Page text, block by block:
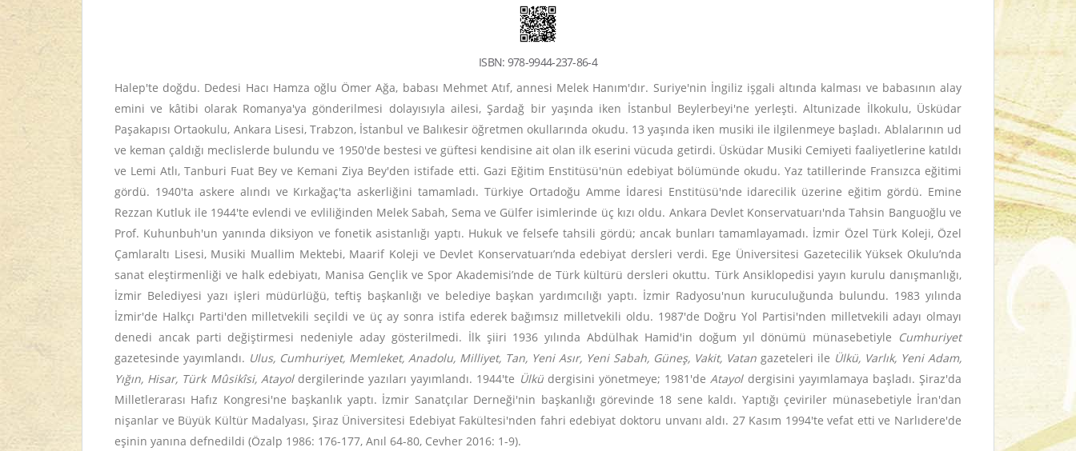
ISBN: 978-9944-237-86-4
Halep'te doğdu. Dedesi Hacı Hamza oğlu Ömer Ağa, babası Mehmet Atıf, annesi Melek Hanım'dır. Suriye'nin İngiliz işgali altında kalması ve babasının alay
emini ve kâtibi olarak Romanya'ya gönderilmesi dolayısıyla ailesi, Şardağ bir yaşında iken İstanbul Beylerbeyi'ne yerleşti. Altunizade İlkokulu, Üsküdar
Paşakapısı Ortaokulu, Ankara Lisesi, Trabzon, İstanbul ve Balıkesir öğretmen okullarında okudu. 13 yaşında iken musiki ile ilgilenmeye başladı. Ablalarının ud
ve keman çaldığı meclislerde bulundu ve 1950'de bestesi ve güftesi kendisine ait olan ilk eserini vücuda getirdi. Üsküdar Musiki Cemiyeti faaliyetlerine katıldı
ve Lemi Atlı, Tanburi Fuat Bey ve Kemani Ziya Bey'den istifade etti. Gazi Eğitim Enstitüsü'nün edebiyat bölümünde okudu. Yaz tatillerinde Fransızca eğitimi
gördü. 1940'ta askere alındı ve Kırkağaç'ta askerliğini tamamladı. Türkiye Ortadoğu Amme İdaresi Enstitüsü'nde idarecilik üzerine eğitim gördü. Emine
Rezzan Kutluk ile 1944'te evlendi ve evliliğinden Melek Sabah, Sema ve Gülfer isimlerinde üç kızı oldu. Ankara Devlet Konservatuarı'nda Tahsin Banguoğlu ve
Prof. Kuhunbuh'un yanında diksiyon ve fonetik asistanlığı yaptı. Hukuk ve felsefe tahsili gördü; ancak bunları tamamlayamadı. İzmir Özel Türk Koleji, Özel
Çamlaraltı Lisesi, Musiki Muallim Mektebi, Maarif Koleji ve Devlet Konservatuarı’nda edebiyat dersleri verdi. Ege Üniversitesi Gazetecilik Yüksek Okulu’nda
sanat eleştirmenliği ve halk edebiyatı, Manisa Gençlik ve Spor Akademisi’nde de Türk kültürü dersleri okuttu. Türk Ansiklopedisi yayın kurulu danışmanlığı,
İzmir Belediyesi yazı işleri müdürlüğü, teftiş başkanlığı ve belediye başkan yardımcılığı yaptı. İzmir Radyosu'nun kuruculuğunda bulundu. 1983 yılında
İzmir'de Halkçı Parti'den milletvekili seçildi ve üç ay sonra istifa ederek bağımsız milletvekili oldu. 1987'de Doğru Yol Partisi'nden milletvekili adayı olmayı
denedi ancak parti değiştirmesi nedeniyle aday gösterilmedi. İlk şiiri 1936 yılında Abdülhak Hamid'in doğum yıl dönümü münasebetiyle Cumhuriyet
gazetesinde yayımlandı. Ulus, Cumhuriyet, Memleket, Anadolu, Milliyet, Tan, Yeni Asır, Yeni Sabah, Güneş, Vakit, Vatan gazeteleri ile Ülkü, Varlık, Yeni Adam,
Yığın, Hisar, Türk Mûsikîsi, Atayol dergilerinde yazıları yayımlandı. 1944'te Ülkü dergisini yönetmeye; 1981'deAtayoldergisini yayımlamaya başladı. Şiraz'da
Milletlerarası Hafız Kongresi'ne başkanlık yaptı. İzmir Sanatçılar Derneği'nin başkanlığı görevinde 18 sene kaldı. Yaptığı çeviriler münasebetiyle İran'dan
nişanlar ve Büyük Kültür Madalyası, Şiraz Üniversitesi Edebiyat Fakültesi'nden fahri edebiyat doktoru unvanı aldı. 27 Kasım 1994'te vefat etti ve Narlıdere'de
eşinin yanına defnedildi (Özalp 1986: 176-177, Anıl 64-80, Cevher 2016: 1-9).